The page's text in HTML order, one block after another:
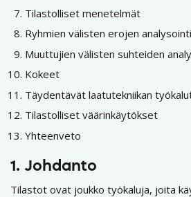
Tilastolliset menetelmät
Ryhmien välisten erojen analysointi
Muuttujien välisten suhteiden
Kokeet
Täydentävät laatutekniikan
Tilastolliset väärinkäytökset
Yhteenveto
1. Johdanto
Tilastot ovat joukko työkaluja, joita